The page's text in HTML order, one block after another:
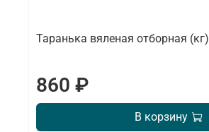
Таранька вяленая отборная (кг)
860 ₽
В корзину